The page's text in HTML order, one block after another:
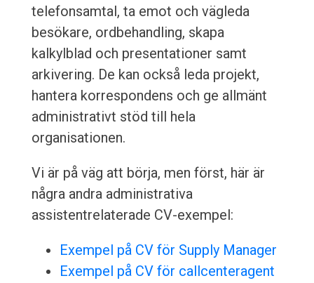
telefonsamtal, ta emot och vägleda
besökare, ordbehandling, skapa
kalkylblad och presentationer samt
arkivering. De kan också leda projekt,
hantera korrespondens och ge allmänt
administrativt stöd till hela
organisationen.
Vi är på väg att börja, men först, här är
några andra administrativa
assistentrelaterade CV-exempel:
Exempel på CV för Supply Manager
Exempel på CV för callcenteragent